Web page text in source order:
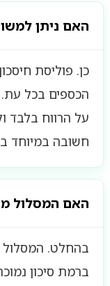
האם ניתן
כן. פוליסת
הכספים בכל עת.
על הרווח בלבד
חשובה במיוחד
האם המסלול
בהחלט. המסלול
ברמת סיכון